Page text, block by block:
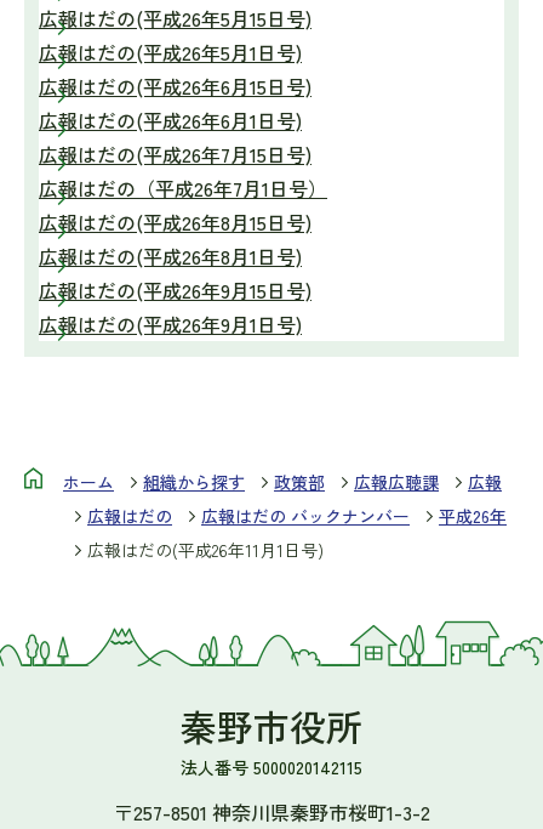
広報はだの(平成26年5月15日号)
広報はだの(平成26年5月1日号)
広報はだの(平成26年6月15日号)
広報はだの(平成26年6月1日号)
広報はだの(平成26年7月15日号)
広報はだの（平成26年7月1日号）
広報はだの(平成26年8月15日号)
広報はだの(平成26年8月1日号)
広報はだの(平成26年9月15日号)
広報はだの(平成26年9月1日号)
ホーム 組織から探す 政策部 広報広聴課
広報
広報はだの
広報はだの バックナンバー
平成26年
広報はだの(平成26年11月1日号)
秦野市役所
法人番号 5000020142115
〒257-8501 神奈川県秦野市桜町1-3-2